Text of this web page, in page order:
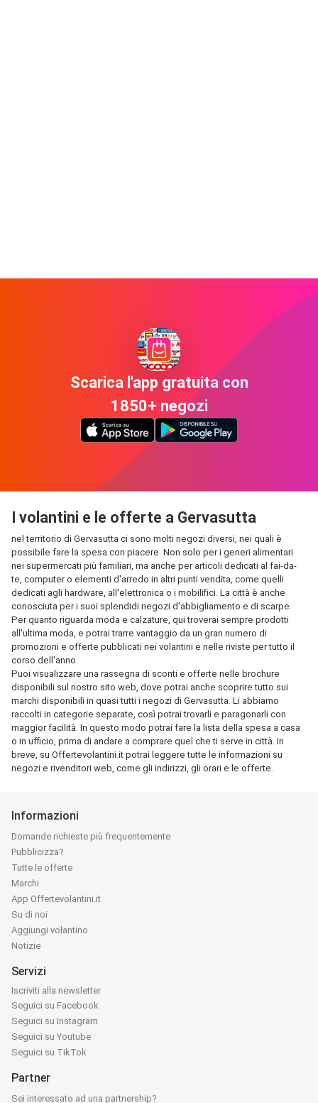
Scarica l'app gratuita con
1850+ negozi
I volantini e le offerte a Gervasutta
nel territorio di Gervasutta ci sono molti negozi diversi, nei quali è
possibile fare la spesa con piacere. Non solo per i generi alimentari
nei supermercati più familiari, ma anche per articoli dedicati al fai-da-
te, computer o elementi d'arredo in altri punti vendita, come quelli
dedicati agli hardware, all'elettronica o i mobilifici. La città è anche
conosciuta per i suoi splendidi negozi d'abbigliamento e di scarpe.
Per quanto riguarda moda e calzature, qui troverai sempre prodotti
all'ultima moda, e potrai trarre vantaggio da un gran numero di
promozioni e offerte pubblicati nei volantini e nelle riviste per tutto il
corso dell'anno.
Puoi visualizzare una rassegna di sconti e offerte nelle brochure
disponibili sul nostro sito web, dove potrai anche scoprire tutto sui
marchi disponibili in quasi tutti i negozi di Gervasutta. Li abbiamo
raccolti in categorie separate, così potrai trovarli e paragonarli con
maggior facilità. In questo modo potrai fare la lista della spesa a casa
o in ufficio, prima di andare a comprare quel che ti serve in città. In
breve, su Offertevolantini.it potrai leggere tutte le informazioni su
negozi e rivenditori web, come gli indirizzi, gli orari e le offerte.
Informazioni
Domande richieste più frequentemente
Pubblicizza?
Tutte le offerte
Marchi
App Offertevolantini.it
Su di noi
Aggiungi volantino
Notizie
Servizi
Iscriviti alla newsletter
Seguici su Facebook
Seguici su Instagram
Seguici su Youtube
Seguici su TikTok
Partner
Sei interessato ad una partnership?